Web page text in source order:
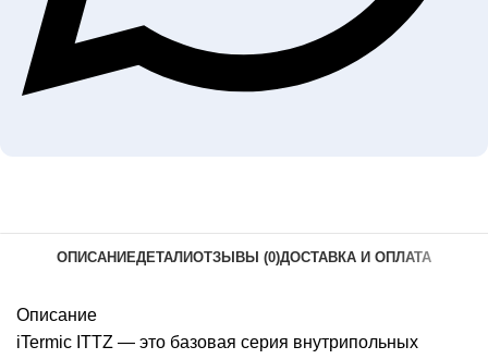
ОПИСАНИЕДЕТАЛИОТЗЫВЫ (0)ДОСТАВКА И ОПЛАТА
Описание
iTermic ITTZ — это базовая серия внутрипольных